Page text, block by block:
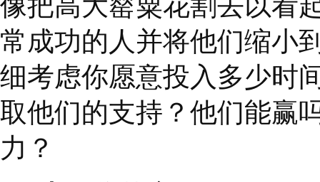
关注中间的群体，绝
或见识并不逊色，他
们通常希望你成功，
不想做的原因。你需